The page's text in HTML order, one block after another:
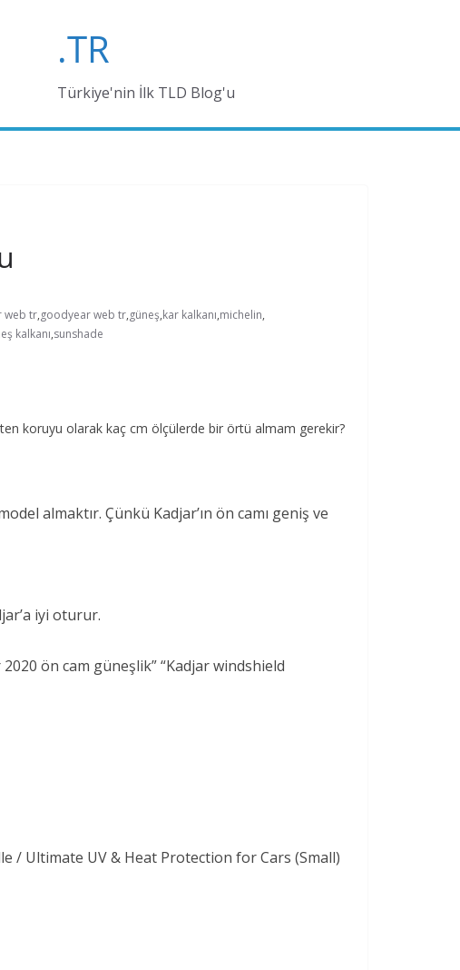
.TR
Türkiye'nin İlk TLD Blog'u
web tr,goodyear web tr,güneş,kar kalkanı,michelin,
kalkanı,sunshade
koruyu olarak kaç cm ölçülerde bir örtü almam gerekir?
almaktır. Çünkü Kadjar’ın ön camı geniş ve
iyi oturur.
ön cam güneşlik” “Kadjar windshield
/ Ultimate UV & Heat Protection for Cars (Small)